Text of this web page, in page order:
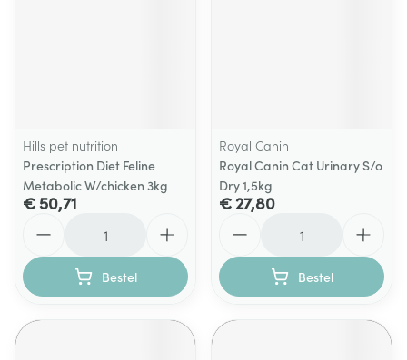
Hills pet nutrition
Prescription Diet Feline
Metabolic W/chicken 3kg
€ 50,71
Bestel
Royal Canin
Royal Canin Cat Urinary S/o
Dry 1,5kg
€ 27,80
Bestel